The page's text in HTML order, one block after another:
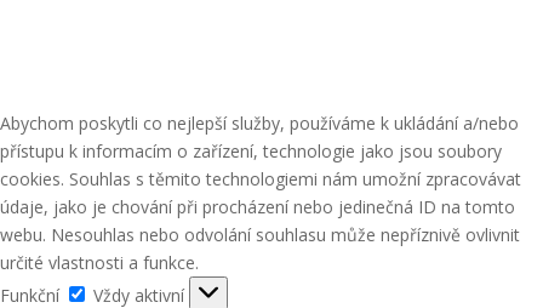
Abychom poskytli co nejlepší služby, používáme k ukládání a/nebo
přístupu k informacím o zařízení, technologie jako jsou soubory
cookies. Souhlas s těmito technologiemi nám umožní zpracovávat
údaje, jako je chování při procházení nebo jedinečná ID na tomto
webu. Nesouhlas nebo odvolání souhlasu může nepříznivě ovlivnit
určité vlastnosti a funkce.
Funkční
Funkční
Vždy aktivní